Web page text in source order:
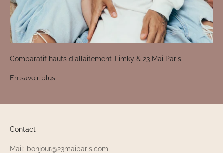
Comparatif hauts d'allaitement: Limky & 23 Mai Paris
En savoir plus
Contact
Mail: bonjour@23maiparis.com